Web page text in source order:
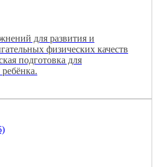
для развития и
физических качеств
подготовка для